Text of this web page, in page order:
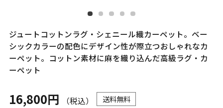
ジュートコットンラグ・シェニール織カーペット。ベー
シックカラーの配色にデザイン性が際立つおしゃれなカ
ーペット。コットン素材に麻を織り込んだ高級ラグ・カ
ーペット
16,800円 （税込） 送料無料